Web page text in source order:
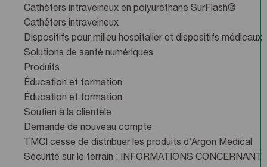
Cathéters intraveineux en polyuréthane SurFlash®
Cathéters intraveineux
Dispositifs pour milieu hospitalier et dispositifs médicaux
Solutions de santé numériques
Produits
Éducation et formation
Éducation et formation
Soutien à la clientèle
Demande de nouveau compte
TMCI cesse de distribuer les produits d’Argon Medical
Sécurité sur le terrain : INFORMATIONS CONCERNANT